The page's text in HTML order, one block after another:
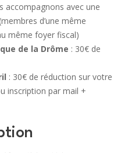
accompagnons avec une
d’une même
même foyer fiscal)
de la Drôme : 30€ de
: 30€ de réduction sur votre
inscription par mail +